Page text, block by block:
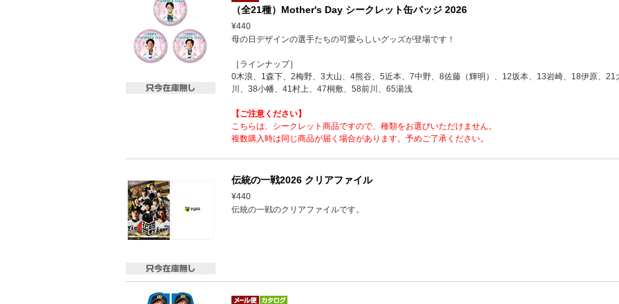
（全21種）Mother's Day シークレット缶バッジ 2026
¥440
母の日デザインの選手たちの可愛らしいグッズが登場です！
［ラインナップ］
0木浪、1森下、2梅野、3大山、4熊谷、5近本、7中野、8佐藤（輝明）、12坂本、13岩崎、18伊原、
川、38小幡、41村上、47桐敷、58前川、65湯浅
【ご注意ください】
こちらは、シークレット商品ですので、種類をお選びいただけません。
複数購入時は同じ商品が届く場合があります。予めご了承ください。
伝統の一戦2026 クリアファイル
¥440
伝統の一戦のクリアファイルです。